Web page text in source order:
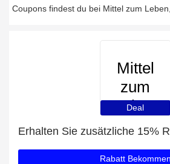
Coupons findest du bei Mittel zum
Mittel
zum
Leben
Deal
Rabatt Bekommen